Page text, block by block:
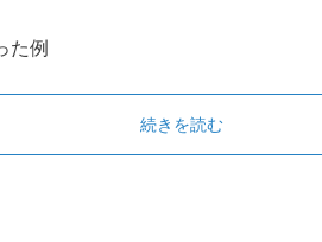
た例
続きを読む